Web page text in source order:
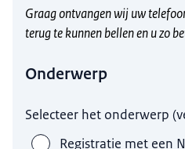
Graag ontvangen wij uw
terug te kunnen bellen en u zo
Onderwerp
Selecteer het onderwerp (
Registratie met een